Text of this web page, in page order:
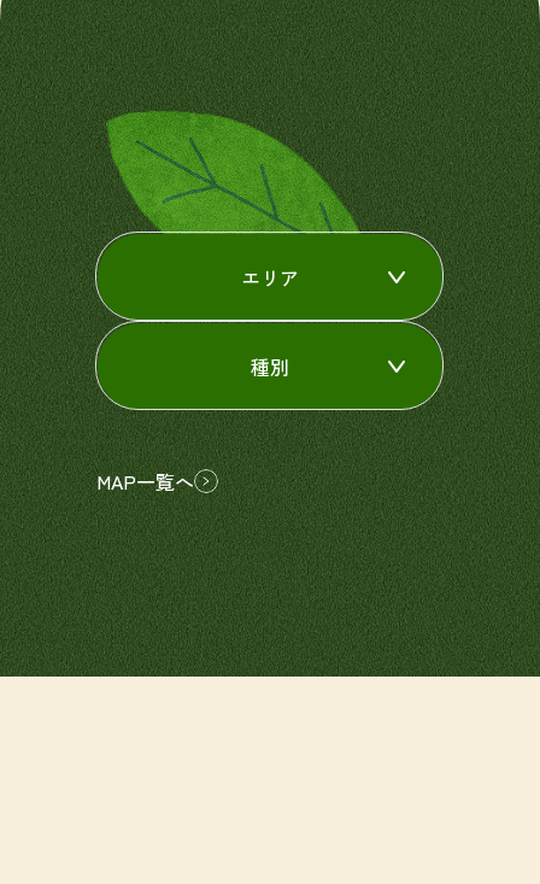
エリア
種別
MAP一覧へ